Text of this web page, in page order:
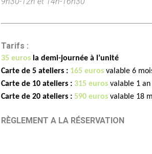
Tarifs :
35 euros la demi-journée à l’unité
Carte de 5 ateliers : 165 euros valable 6
Carte de 10 ateliers : 315 euros valable 1 an
Carte de 20 ateliers : 590 euros valable 18
RÈGLEMENT A LA RÉSERVATION